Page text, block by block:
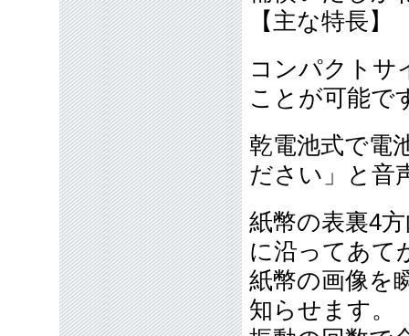
【主な特長】
コンパクトサ
ことが可能で
乾電池式で電
ださい」と音
紙幣の表裏4
に沿ってあて
紙幣の画像を
知らせます。